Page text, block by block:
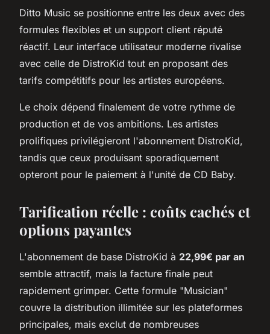
Ditto Music se positionne entre les deux avec des
formules flexibles et un support client réputé
réactif. Leur interface utilisateur moderne rivalise
avec celle de DistroKid tout en proposant des
tarifs compétitifs pour les artistes européens.
Le choix dépend finalement de votre rythme de
production et de vos ambitions. Les artistes
prolifiques privilégieront l'abonnement DistroKid,
tandis que ceux produisant sporadiquement
opteront pour le paiement à l'unité de CD Baby.
Tarification réelle : coûts cachés et
options payantes
L'abonnement de base DistroKid à 22,99€ par an
semble attractif, mais la facture finale peut
rapidement grimper. Cette formule "Musician"
couvre la distribution illimitée sur les plateformes
principales, mais exclut de nombreuses